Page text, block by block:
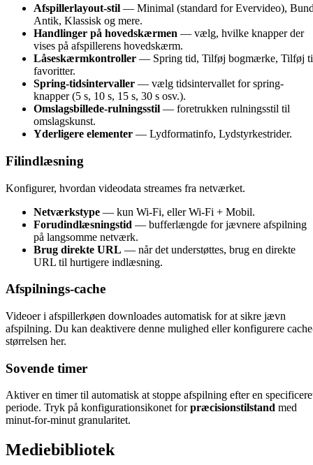
Afspillerlayout-stil — Minimal (standard for Evervideo),
Antik, Klassisk og mere.
Handlinger på hovedskærmen — vælg, hvilke knapper der
vises på afspillerens hovedskærm.
Låseskærmkontroller — Spring tid, Tilføj bogmærke, Tilføj
favoritter.
Spring-tidsintervaller — vælg tidsintervallet for spring-
knapper (5 s, 10 s, 15 s, 30 s osv.).
Omslagsbillede-rulningsstil — foretrukken rulningsstil til
omslagskunst.
Yderligere elementer — Lydformatinfo, Lydstyrkestrider.
Filindlæsning
Konfigurer, hvordan videodata streames fra netværket.
Netværkstype — kun Wi-Fi, eller Wi-Fi + Mobil.
Forudindlæsningstid — bufferlængde for jævnere afspilning
på langsomme netværk.
Brug direkte URL — når det understøttes, brug en direkte
URL til hurtigere indlæsning.
Afspilnings-cache
Videoer i afspillerkøen downloades automatisk for at sikre jævn
afspilning. Du kan deaktivere denne mulighed eller konfigurere
størrelsen her.
Sovende timer
Aktiver en timer til automatisk at stoppe afspilning efter en
periode. Tryk på konfigurationsikonet forpræcisionstilstand med
minut-for-minut granularitet.
Mediebibliotek